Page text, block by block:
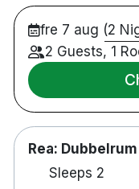
205 rum
Frukost
Wi-Fi
Bar &
Parkering mot
Rökfria rum
djurvänligt
fre 7 aug (2
2 Guests, 1
Rea:
Sleeps 2